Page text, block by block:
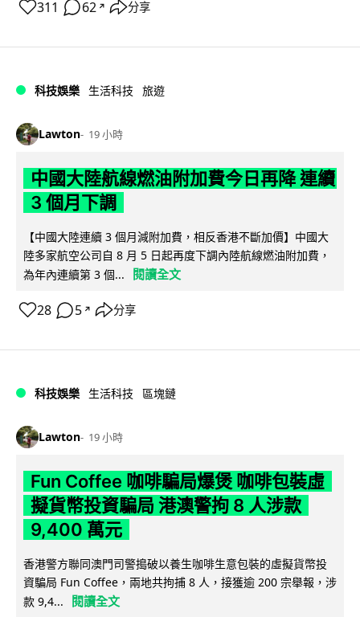
311 62 ↗ 分享
科技娛樂 生活科技 旅遊
Lawton 19 小時
中國大陸航線燃油附加費今日再降 連續
3 個月下調
【中國大陸連續 3 個月減附加費，相反香港不斷加價】中國大
陸多家航空公司自 8 月 5 日起再度下調內陸航線燃油附加費，
為年內連續第 3 個...
閱讀全文
28 5 ↗ 分享
科技娛樂 生活科技 區塊鏈
Lawton 19 小時
Fun Coffee 咖啡騙局爆煲 咖啡包裝虛
擬貨幣投資騙局 港澳警拘 8 人涉款
9,400 萬元
香港警方聯同澳門司警搗破以養生咖啡生意包裝的虛擬貨幣投
資騙局 Fun Coffee，兩地共拘捕 8 人，接獲逾 200 宗舉報，涉
款 9,4...
閱讀全文